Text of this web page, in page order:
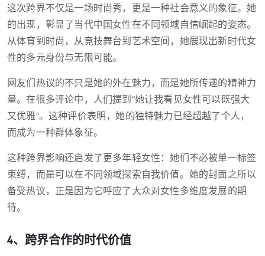
这次跨界不仅是一场时尚秀，更是一种社会意义的象征。她
的出现，彰显了当代中国女性在不同领域自信崛起的姿态。
从体育到时尚，从竞技舞台到艺术空间，她展现出新时代女
性的多元身份与无限可能。
网友们热议的不只是她的外在魅力，而是她所传递的精神力
量。在很多评论中，人们提到“她让我看见女性可以既强大
又优雅”。这种评价表明，她的独特魅力已经超越了个人，
而成为一种群体象征。
这种跨界影响还启发了更多年轻女性：她们不必被单一标签
束缚，而是可以在不同领域探索自我价值。她的封面之所以
备受热议，正是因为它呼应了大众对女性多维度发展的期
待。
4、跨界合作的时代价值